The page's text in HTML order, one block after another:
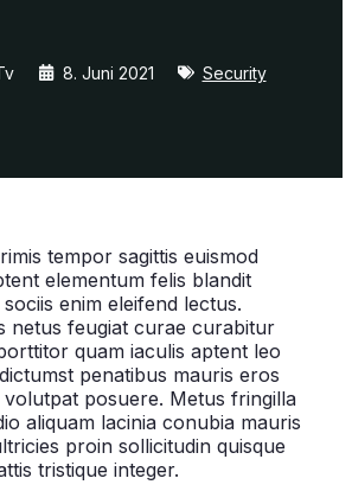
8. Juni 2021 Security
tempor sagittis euismod
elementum felis blandit
enim eleifend lectus.
netus feugiat curae curabitur
quam iaculis aptent leo
penatibus mauris eros
volutpat posuere. Metus fringilla
aliquam lacinia conubia mauris
proin sollicitudin quisque
tristique integer.